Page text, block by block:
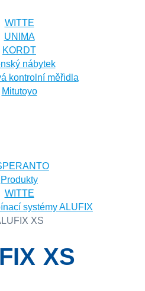
WITTE
UNIMA
KORDT
nábytek
kontrolní měřidla
Mitutoyo
Produkty
WITTE
systémy ALUFIX
XS
XS